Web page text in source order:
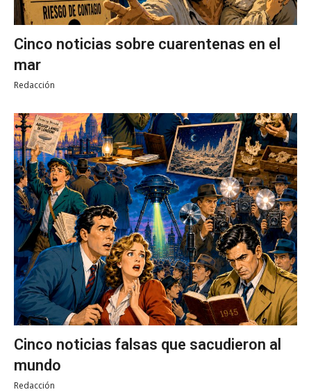
Cinco noticias sobre cuarentenas en el
mar
Redacción
Cinco noticias falsas que sacudieron al
mundo
Redacción